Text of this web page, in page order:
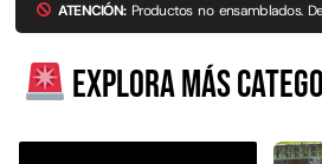
ATENCIÓN:Productos no ensamblados.
Explora más
densidad 35mm Rollo
4,57*30,48mts
$1.021.490
Leer más
$